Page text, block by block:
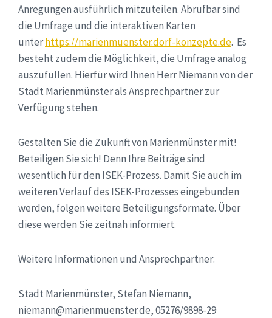
Anregungen ausführlich mitzuteilen. Abrufbar sind
die Umfrage und die interaktiven Karten
unterhttps://marienmuenster.dorf-konzepte.de. Es
besteht zudem die Möglichkeit, die Umfrage analog
auszufüllen. Hierfür wird Ihnen Herr Niemann von der
Stadt Marienmünster als Ansprechpartner zur
Verfügung stehen.
Gestalten Sie die Zukunft von Marienmünster mit!
Beteiligen Sie sich! Denn Ihre Beiträge sind
wesentlich für den ISEK-Prozess. Damit Sie auch im
weiteren Verlauf des ISEK-Prozesses eingebunden
werden, folgen weitere Beteiligungsformate. Über
diese werden Sie zeitnah informiert.
Weitere Informationen und Ansprechpartner:
Stadt Marienmünster, Stefan Niemann,
niemann@marienmuenster.de, 05276/9898-29